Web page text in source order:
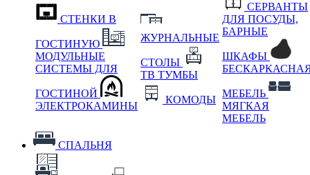
СТЕНКИ В
ГОСТИНУЮ
МОДУЛЬНЫЕ
СИСТЕМЫ ДЛЯ
ГОСТИНОЙ
ЭЛЕКТРОКАМИНЫ
ЖУРНАЛЬНЫЕ
СТОЛЫ
ТВ ТУМБЫ
КОМОДЫ
СЕРВАНТЫ
ДЛЯ ПОСУДЫ,
БАРНЫЕ
ШКАФЫ
МЕБЕЛЬ
МЯГКАЯ
МЕБЕЛЬ
СПАЛЬНЯ